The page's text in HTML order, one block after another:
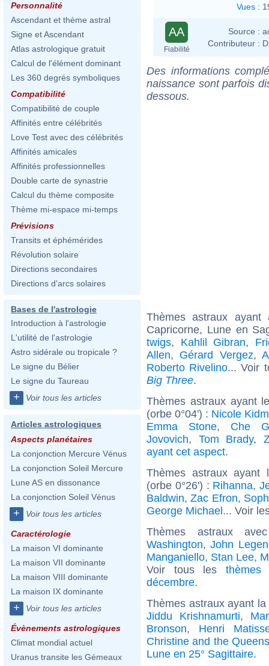
Personnalité
Ascendant et thème astral
Signe et Ascendant
Atlas astrologique gratuit
Calcul de l'élément dominant
Les 360 degrés symboliques
Compatibilité
Compatibilité de couple
Affinités entre célébrités
Love Test avec des célébrités
Affinités amicales
Affinités professionnelles
Double carte de synastrie
Calcul du thème composite
Thème mi-espace mi-temps
Prévisions
Transits et éphémérides
Révolution solaire
Directions secondaires
Directions d'arcs solaires
Bases de l'astrologie
Introduction à l'astrologie
L'utilité de l'astrologie
Astro sidérale ou tropicale ?
Le signe du Bélier
Le signe du Taureau
+ Voir tous les articles
Articles astrologiques
Aspects planétaires
La conjonction Mercure Vénus
La conjonction Soleil Mercure
Lune AS en dissonance
La conjonction Soleil Vénus
+ Voir tous les articles
Caractérologie
La maison VI dominante
La maison VII dominante
La maison VIII dominante
La maison IX dominante
+ Voir tous les articles
Évènements astrologiques
Climat mondial actuel
Uranus transite les Gémeaux
Vues :
AA
Fiabilité
Source :
Contributeur :
Des informations
naissance sont parfois
dessous.
Thèmes astraux
Capricorne, Lune en
twigs, Kahlil Gibran,
Allen, Gérard Vergez,
Roberto Rivelino... Voir
Big Three.
Thèmes astraux ayant
(orbe 0°04') : Nicole
Emma Stone, Che
Jovovich, Tom Brady,
ayant cet aspect.
Thèmes astraux ayant
(orbe 0°26') : Rihanna,
Baldwin,Zac Efron,
George Michael... Voir
Thèmes astraux
Washington,John
Manganiello, Stan Lee,
Voir tous les
décembre.
Thèmes astraux ayant
Jiddu Krishnamurti,
Bronson, Henri
Christine and the
Lune en 25° Sagittaire.